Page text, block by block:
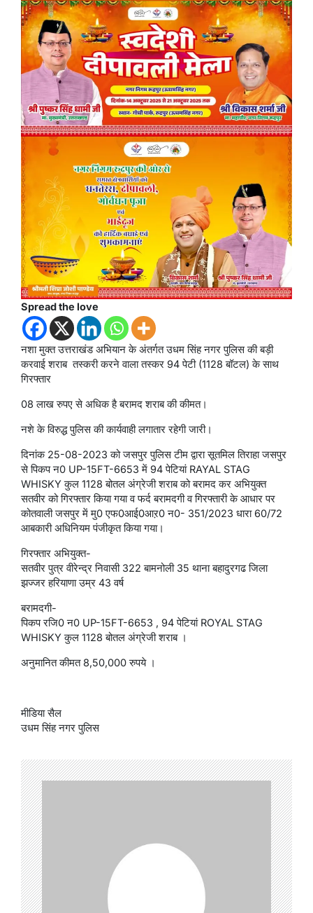
Spread the love
नशा मुक्त उत्तराखंड अभियान के अंतर्गत उधम सिंह नगर पुलिस की बड़ी
करवाई शराब तस्करी करने वाला तस्कर 94 पेटी (1128 बॉटल) के साथ
गिरफ्तार
08 लाख रुपए से अधिक है बरामद शराब की कीमत।
नशे के विरुद्ध पुलिस की कार्यवाही लगातार रहेगी जारी।
दिनांक 25-08-2023 को जसपुर पुलिस टीम द्वारा सूतमिल तिराहा जसपुर
से पिकप न0 UP-15FT-6653 में 94 पेटियां RAYAL STAG
WHISKY कुल 1128 बोतल अंग्रेजी शराब को बरामद कर अभियुक्त
सतवीर को गिरफ्तार किया गया व फर्द बरामदगी व गिरफ्तारी के आधार पर
कोतवाली जसपुर में मु0 एफ0आई0आऱ0 न0- 351/2023 धारा 60/72
आबकारी अधिनियम पंजीकृत किया गया।
गिरफ्तार अभियुक्त-
सतवीर पुत्र वीरेन्द्र निवासी 322 बामनोली 35 थाना बहादुरगढ जिला
झज्जर हरियाणा उम्र 43 वर्ष
बरामदगी-
पिकप रजि0 न0 UP-15FT-6653 , 94 पेटियां ROYAL STAG
WHISKY कुल 1128 बोतल अंग्रेजी शराब ।
अनुमानित कीमत 8,50,000 रुपये ।
मीडिया सैल
उधम सिंह नगर पुलिस